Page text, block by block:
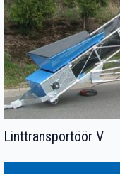
Linttransportöör V